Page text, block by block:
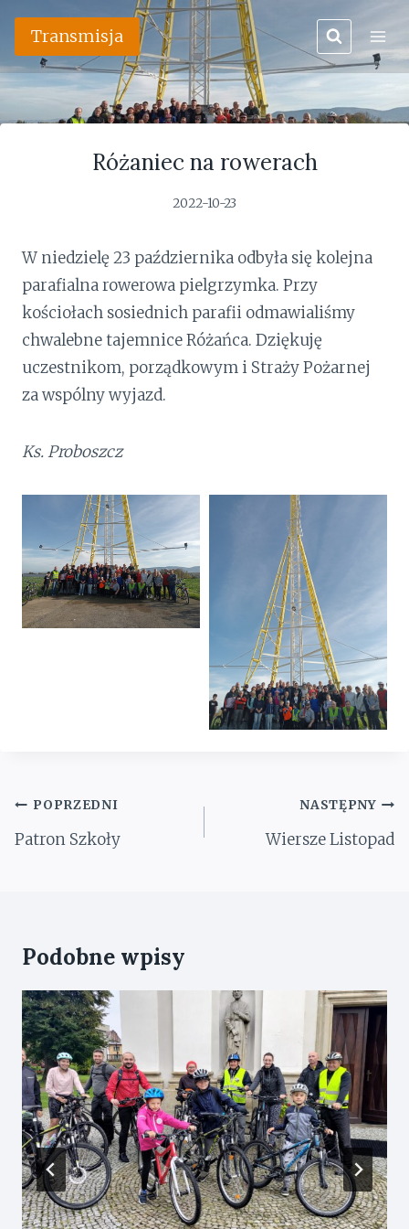
Przejdź
treści
Transmisja
Różaniec na rowerach
2022-10-23
W niedzielę 23 października odbyła się kolejna
parafialna rowerowa pielgrzymka. Przy
kościołach sosiednich parafii odmawialiśmy
chwalebne tajemnice Różańca. Dziękuję
uczestnikom, porządkowym i Straży Pożarnej
za wspólny wyjazd.
Ks. Proboszcz
Nawigacja
POPRZEDNI
Patron Szkoły
NASTĘPNY
Wiersze Listopad
Podobne wpisy